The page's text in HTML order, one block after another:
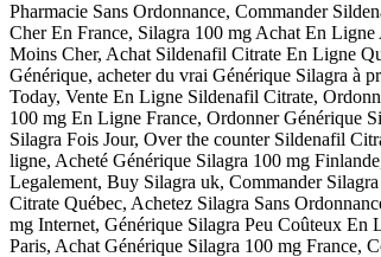
Pharmacie Sans Ordonnance, Commander
Cher En France, Silagra 100 mg Achat En
Moins Cher, Achat Sildenafil Citrate En Ligne
Générique, acheter du vrai Générique Silagra à
Today, Vente En Ligne Sildenafil Citrate,
100 mg En Ligne France, Ordonner Générique
Silagra Fois Jour, Over the counter Sildenafil
ligne, Acheté Générique Silagra 100 mg
Legalement, Buy Silagra uk, Commander
Citrate Québec, Achetez Silagra Sans
mg Internet, Générique Silagra Peu Coûteux
Paris, Achat Générique Silagra 100 mg France,